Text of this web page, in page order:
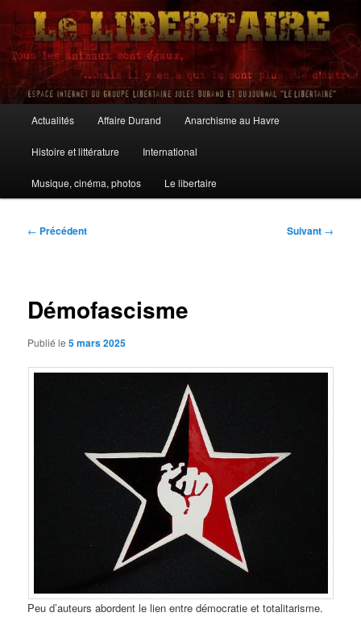
Aller
contenu
principalLe Libertaire
principal
Actualités Affaire Durand Anarchisme au Havre
Histoire et littérature International
Musique, cinéma, photos Le libertaire
Navigation
← Précédent Suivant →
Démofascisme
Publié le5 mars 2025
Peu d’auteurs abordent le lien entre démocratie et totalitarisme.